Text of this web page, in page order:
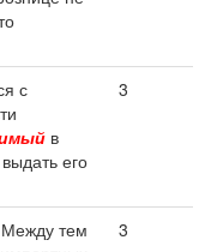
с
в
его
3
Между тем
3